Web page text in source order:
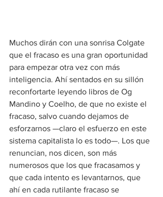
Muchos dirán con una sonrisa Colgate
que el fracaso es una gran oportunidad
para empezar otra vez con más
inteligencia. Ahí sentados en su sillón
reconfortarte leyendo libros de Og
Mandino y Coelho, de que no existe el
fracaso, salvo cuando dejamos de
esforzarnos —claro el esfuerzo en este
sistema capitalista lo es todo—. Los que
renuncian, nos dicen, son más
numerosos que los que fracasamos y
que cada intento es levantarnos, que
ahí en cada rutilante fracaso se